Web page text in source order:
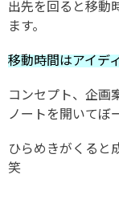
出先を回ると移動
ます。
移動時間はアイデ
コンセプト、企画
ノートを開いてぼ
ひらめきがくると
笑